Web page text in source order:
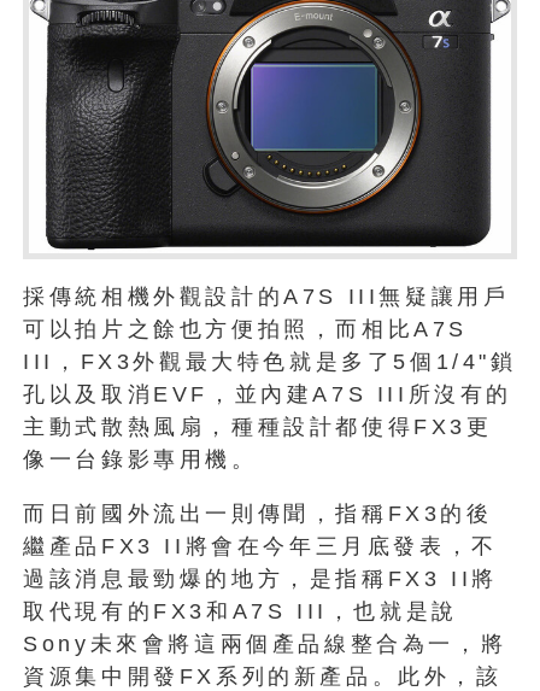
採傳統相機外觀設計的A7S III無疑讓用戶
可以拍片之餘也方便拍照，而相比A7S
III，FX3外觀最大特色就是多了5個1/4"鎖
孔以及取消EVF，並內建A7S III所沒有的
主動式散熱風扇，種種設計都使得FX3更
像一台錄影專用機。
而日前國外流出一則傳聞，指稱FX3的後
繼產品FX3 II將會在今年三月底發表，不
過該消息最勁爆的地方，是指稱FX3 II將
取代現有的FX3和A7S III，也就是說
Sony未來會將這兩個產品線整合為一，將
資源集中開發FX系列的新產品。此外，該